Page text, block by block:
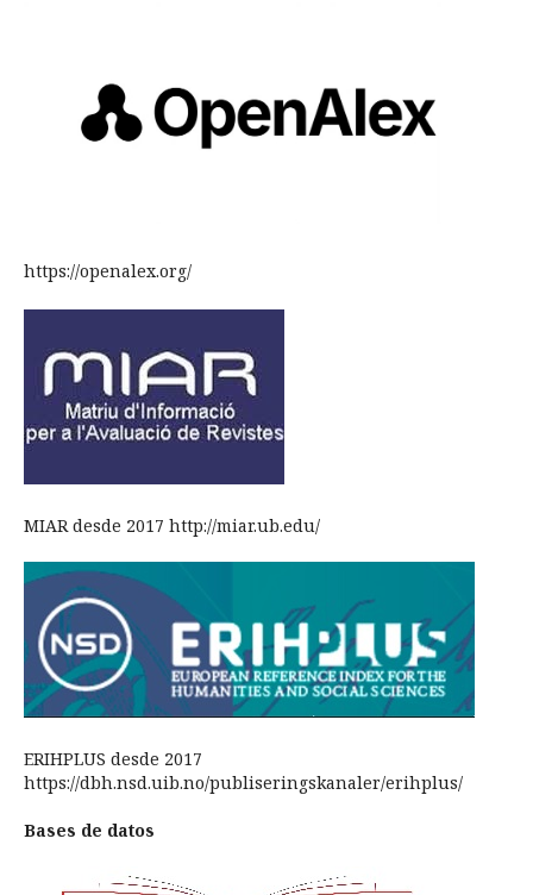
https://openalex.org/
MIAR desde 2017 http://miar.ub.edu/
ERIHPLUS desde 2017
https://dbh.nsd.uib.no/publiseringskanaler/erihplus/
Bases de datos